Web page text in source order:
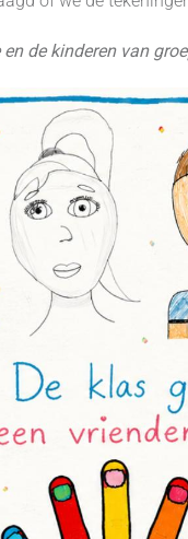
de kinderen van